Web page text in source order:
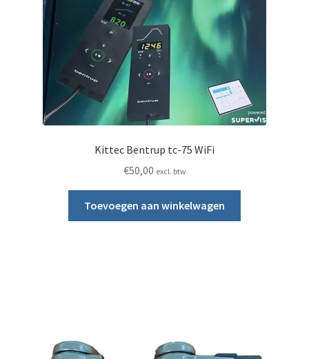
Kittec Bentrup tc-75 WiFi
€50,00 excl. btw
Toevoegen aan winkelwagen